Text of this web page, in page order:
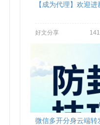
【成为代理】欢迎
好文分享
微信多开分身云端转